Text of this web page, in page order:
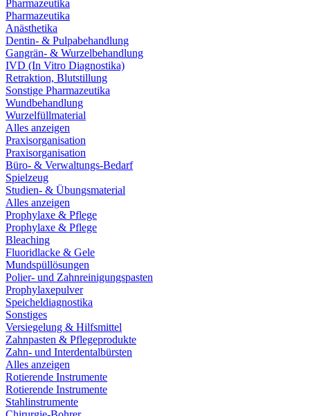
Pharmazeutika
Pharmazeutika
Anästhetika
Dentin- & Pulpabehandlung
Gangrän- & Wurzelbehandlung
IVD (In Vitro Diagnostika)
Retraktion, Blutstillung
Sonstige Pharmazeutika
Wundbehandlung
Wurzelfüllmaterial
Alles anzeigen
Praxisorganisation
Praxisorganisation
Büro- & Verwaltungs-Bedarf
Spielzeug
Studien- & Übungsmaterial
Alles anzeigen
Prophylaxe & Pflege
Prophylaxe & Pflege
Bleaching
Fluoridlacke & Gele
Mundspüllösungen
Polier- und Zahnreinigungspasten
Prophylaxepulver
Speicheldiagnostika
Sonstiges
Versiegelung & Hilfsmittel
Zahnpasten & Pflegeprodukte
Zahn- und Interdentalbürsten
Alles anzeigen
Rotierende Instrumente
Rotierende Instrumente
Stahlinstrumente